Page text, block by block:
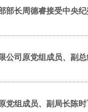
部长周德睿接受中央
公司原党组成员、副
党组成员、副局长陈